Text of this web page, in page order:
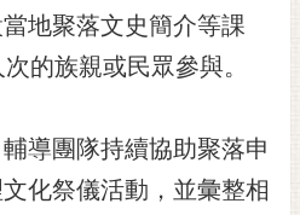
地聚落文史簡介等課
的族親或民眾參與。
導團隊持續協助聚落申
化祭儀活動，並彙整相